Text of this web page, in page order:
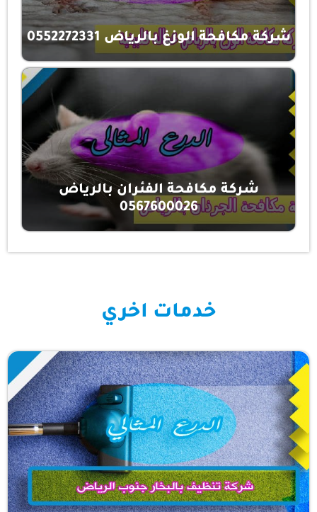
شركة مكافحة الوزغ بالرياض 0552272331
شركة مكافحة الفئران بالرياض
0567600026
خدمات اخري